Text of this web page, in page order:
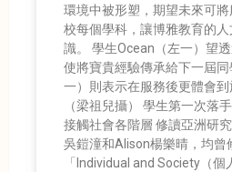
環境中被形塑，期望未來可
校每個學科，讓博雅教育的
識。 學生Ocean（左一）望
使將寶貴經驗傳承給下一屆
一）則表示在服務後更體會到
（梁祖兒攝） 學生第一次落
接觸社會各階層 修讀亞洲研
吳鎧潼和Alison楊樂晴，均曾
「Individual and Society（